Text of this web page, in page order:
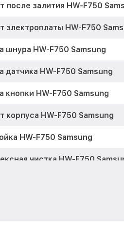
после залития HW-F750
электроплаты HW-F750
шнура HW-F750 Samsung
датчика HW-F750 Samsung
кнопки HW-F750 Samsung
корпуса HW-F750 Samsung
HW-F750 Samsung
чистка HW-F750